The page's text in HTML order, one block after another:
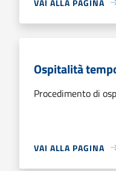
Ospitalità
Procedimento di
VAI ALLA PAGINA